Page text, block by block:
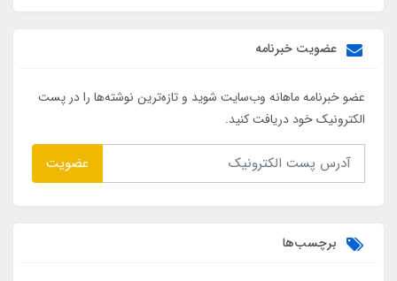
عضویت خبرنامه
عضو خبرنامه ماهانه وب‌سایت شوید و تازه‌ترین نوشته‌ها را در پست
الکترونیک خود دریافت کنید.
عضویت
برچسب‌ها